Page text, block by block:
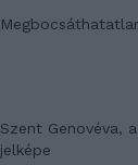
Szent Genovéva,
jelképe